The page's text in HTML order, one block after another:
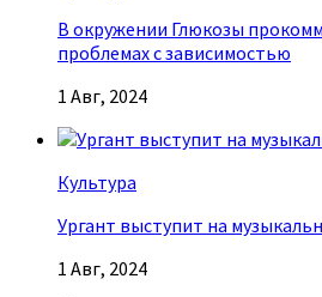
В окружении Глюкозы
проблемах с зависимостью
1 Авг, 2024
Культура
Ургант выступит на
1 Авг, 2024